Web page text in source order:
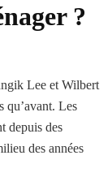
?
Lee et Wilbert
qu’avant. Les
depuis des
des années